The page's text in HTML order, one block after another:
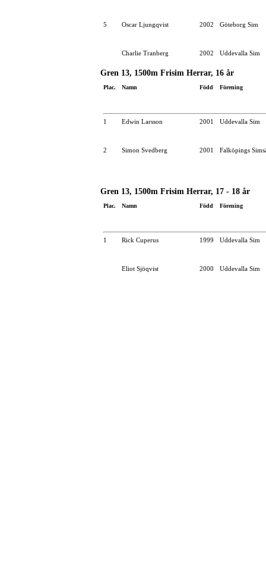
5 Oscar Ljungqvist 2002 Göteborg Sim
Charlie Tranberg 2002 Uddevalla Sim
Gren 13, 1500m Frisim Herrar, 16 år
Plac. Namn Född Förening
1 Edwin Larsson 2001 Uddevalla Sim
2 Simon Svedberg 2001 Falköpings
Gren 13, 1500m Frisim Herrar, 17 - 18 år
Plac. Namn Född Förening
1 Rick Cuperus 1999 Uddevalla Sim
Eliot Sjöqvist 2000 Uddevalla Sim